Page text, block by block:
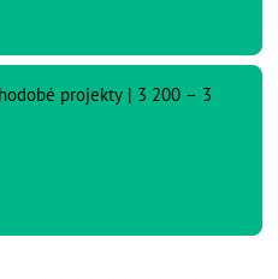
projekty | 3 200 – 3